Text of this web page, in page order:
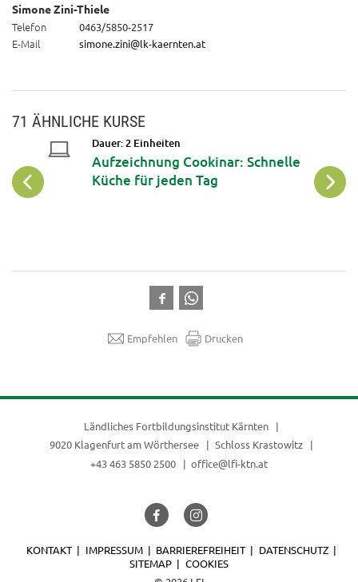
Simone Zini-Thiele
Telefon 0463/5850-2517
E-Mail simone.zini@lk-kaernten.at
71 ÄHNLICHE KURSE
Dauer: 2 Einheiten
Aufzeichnung Cookinar: Schnelle
Küche für jeden Tag
Empfehlen Drucken
Ländliches Fortbildungsinstitut Kärnten
9020 Klagenfurt am Wörthersee
Schloss Krastowitz
+43 463 5850 2500
office@lfi-ktn.at
KONTAKT IMPRESSUM BARRIEREFREIHEIT
DATENSCHUTZ
SITEMAP
COOKIES